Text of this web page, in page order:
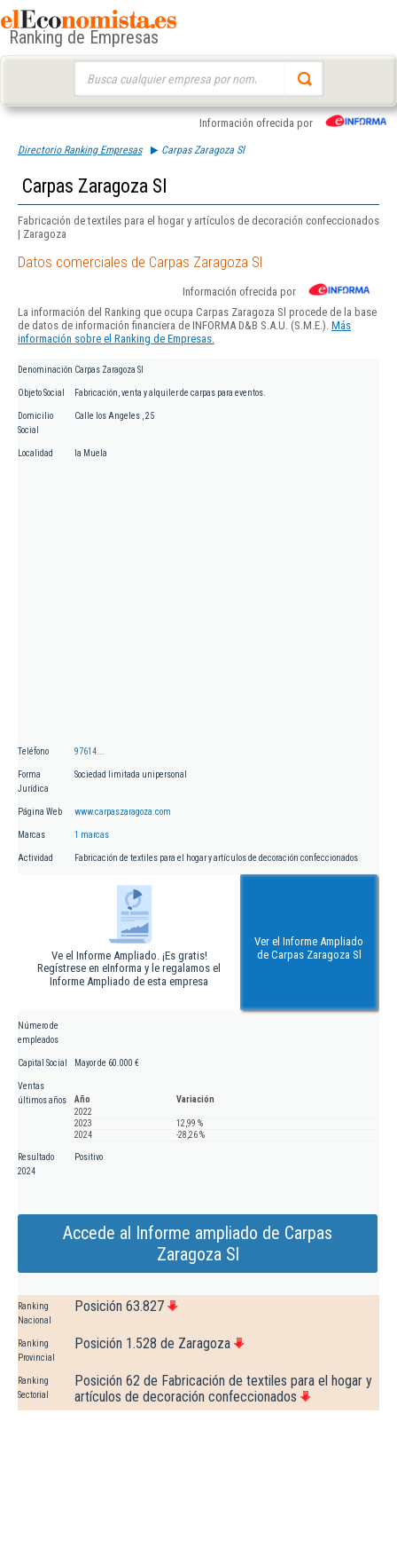
Ranking de Empresas
Información ofrecida por
Directorio Ranking Empresas Carpas Zaragoza Sl
Carpas Zaragoza Sl
Fabricación de textiles para el hogar y artículos de decoración confeccionados
| Zaragoza
Datos comerciales de Carpas Zaragoza Sl
Información ofrecida por
La información del Ranking que ocupa Carpas Zaragoza Sl procede de la base
de datos de información financiera de INFORMA D&B S.A.U. (S.M.E.). Más
información sobre el Ranking de Empresas.
Denominación Carpas Zaragoza Sl
Objeto Social Fabricación, venta y alquiler de carpas para eventos.
Domicilio
Social
Calle los Angeles , 25
Localidad la Muela
Teléfono 97614...
Forma
Jurídica
Sociedad limitada unipersonal
Página Web www.carpaszaragoza.com
Marcas 1 marcas
Actividad Fabricación de textiles para el hogar y artículos de decoración confeccionados
Ve el Informe Ampliado. ¡Es gratis!
Regístrese en eInforma y le regalamos el
Informe Ampliado de esta empresa
Ver el Informe Ampliado
de Carpas Zaragoza Sl
Número de
empleados
Capital Social Mayor de 60.000 €
Ventas
últimos años
Año
Variación
2022
2023
12,99 %
2024
-28,26 %
Resultado
2024
Positivo
Accede al Informe ampliado de Carpas
Zaragoza Sl
Ranking
Nacional
Posición 63.827
Ranking
Provincial
Posición 1.528 de Zaragoza
Ranking
Sectorial
Posición 62 de Fabricación de textiles para el hogar y
artículos de decoración confeccionados